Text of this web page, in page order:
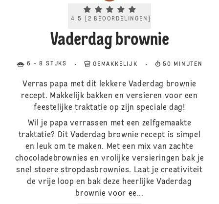
Current rating 4.5. Click to rate.
4.5 2 BEOORDELINGEN
Vaderdag brownie
6 - 8 STUKS GEMAKKELIJK 50 MINUTEN
Verras papa met dit lekkere Vaderdag brownie
recept. Makkelijk bakken en versieren voor een
feestelijke traktatie op zijn speciale dag!
Wil je papa verrassen met een zelfgemaakte
traktatie? Dit Vaderdag brownie recept is simpel
en leuk om te maken. Met een mix van zachte
chocoladebrownies en vrolijke versieringen bak je
snel stoere stropdasbrownies. Laat je creativiteit
de vrije loop en bak deze heerlijke Vaderdag
brownie voor ee...